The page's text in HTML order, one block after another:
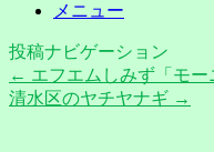
メニュー
投稿ナビゲーション
← エフエムしみず「モー
清水区のヤチヤナギ →